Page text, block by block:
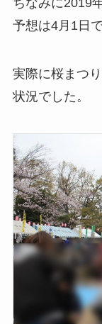
ちなみに2019
予想は4月1日
実際に桜まつ
状況でした。